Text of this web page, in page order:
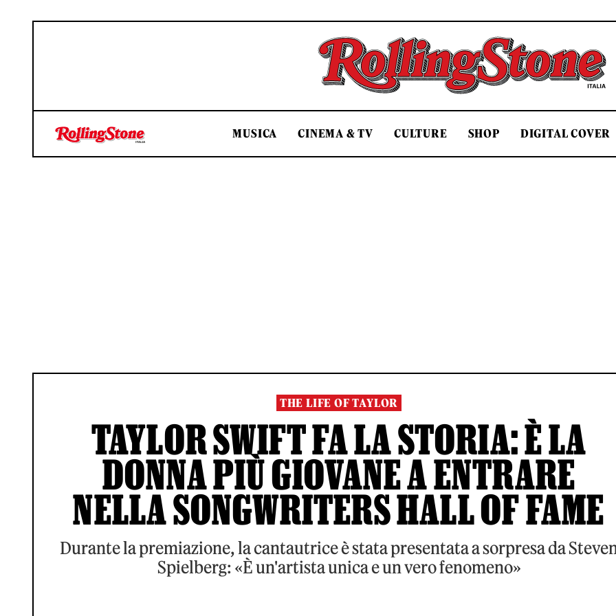
Rolling Stone Italia
MUSICA CINEMA & TV CULTURE SHOP DIGITAL COVER
THE LIFE OF TAYLOR
TAYLOR SWIFT FA LA STORIA: È LA
DONNA PIÙ GIOVANE A ENTRARE
NELLA SONGWRITERS HALL OF FAME
Durante la premiazione, la cantautrice è stata presentata a sorpresa da
Spielberg: «È un'artista unica e un vero fenomeno»